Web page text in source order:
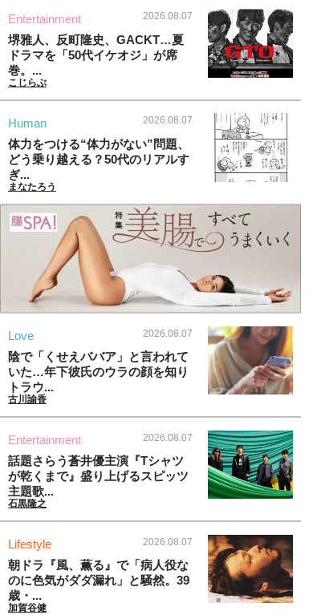
Entertainment 2026.08.07
堺雅人、反町隆史、GACKT…夏
ドラマを「50代イケオジ」が席
巻。...
こじらぶ
Human 2026.08.07
体力をつける“体力がない”問題、
どう乗り越える？50代のリアルす
ぎ...
まなたろう
Love 2026.08.07
陰で「くせえババア」と言われて
いた…年下彼氏のウラの顔を知り
トラウ...
古川諭香
Entertainment 2026.08.07
話題さらう蒼井優主演『Tシャツ
が乾くまで』盛り上げるスピッツ
主題歌...
石黒隆之
Lifestyle 2026.08.07
朝ドラ『風、薫る』で「病人役な
のに色気がダダ漏れ」と騒然。39
歳・...
加賀谷健